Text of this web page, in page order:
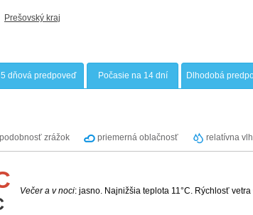
Prešovský kraj
5 dňová predpoveď Počasie na 14 dní Dlhodobá
zrážok priemerná oblačnosť relatívna
Večer a v noci: jasno. Najnižšia teplota 11°C. Rýchlosť vetra